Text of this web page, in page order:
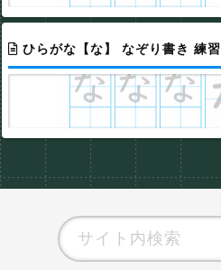
ひらがな【な】 なぞり書き 練習